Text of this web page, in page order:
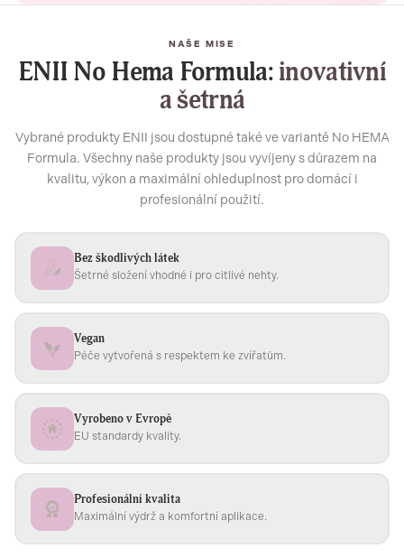
NAŠE MISE
ENII No Hema Formula:inovativní
a šetrná
Vybrané produkty ENII jsou dostupné také ve variantě No HEMA
Formula. Všechny naše produkty jsou vyvíjeny s důrazem na
kvalitu, výkon a maximální ohleduplnost pro domácí i
profesionální použití.
Bez škodlivých látek
Šetrné složení vhodné i pro citlivé nehty.
Vegan
Péče vytvořená s respektem ke zvířatům.
Vyrobeno v Evropě
EU standardy kvality.
Profesionální kvalita
Maximální výdrž a komfortní aplikace.